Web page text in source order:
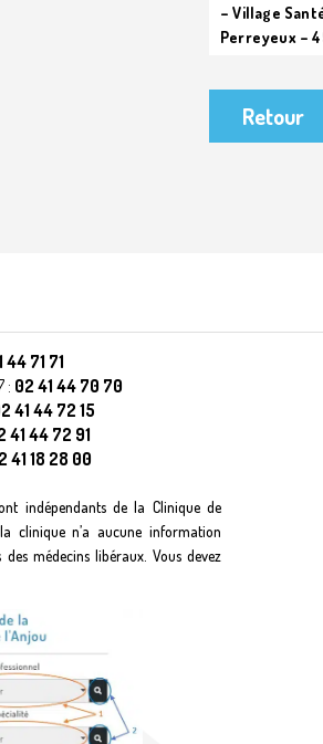
– Village
Perreyeux –
Retour
44 71 71
: 02 41 44 70 70
41 44 72 15
41 44 72 91
41 18 28 00
indépendants de la Clinique de
clinique n’a aucune information
médecins libéraux. Vous devez